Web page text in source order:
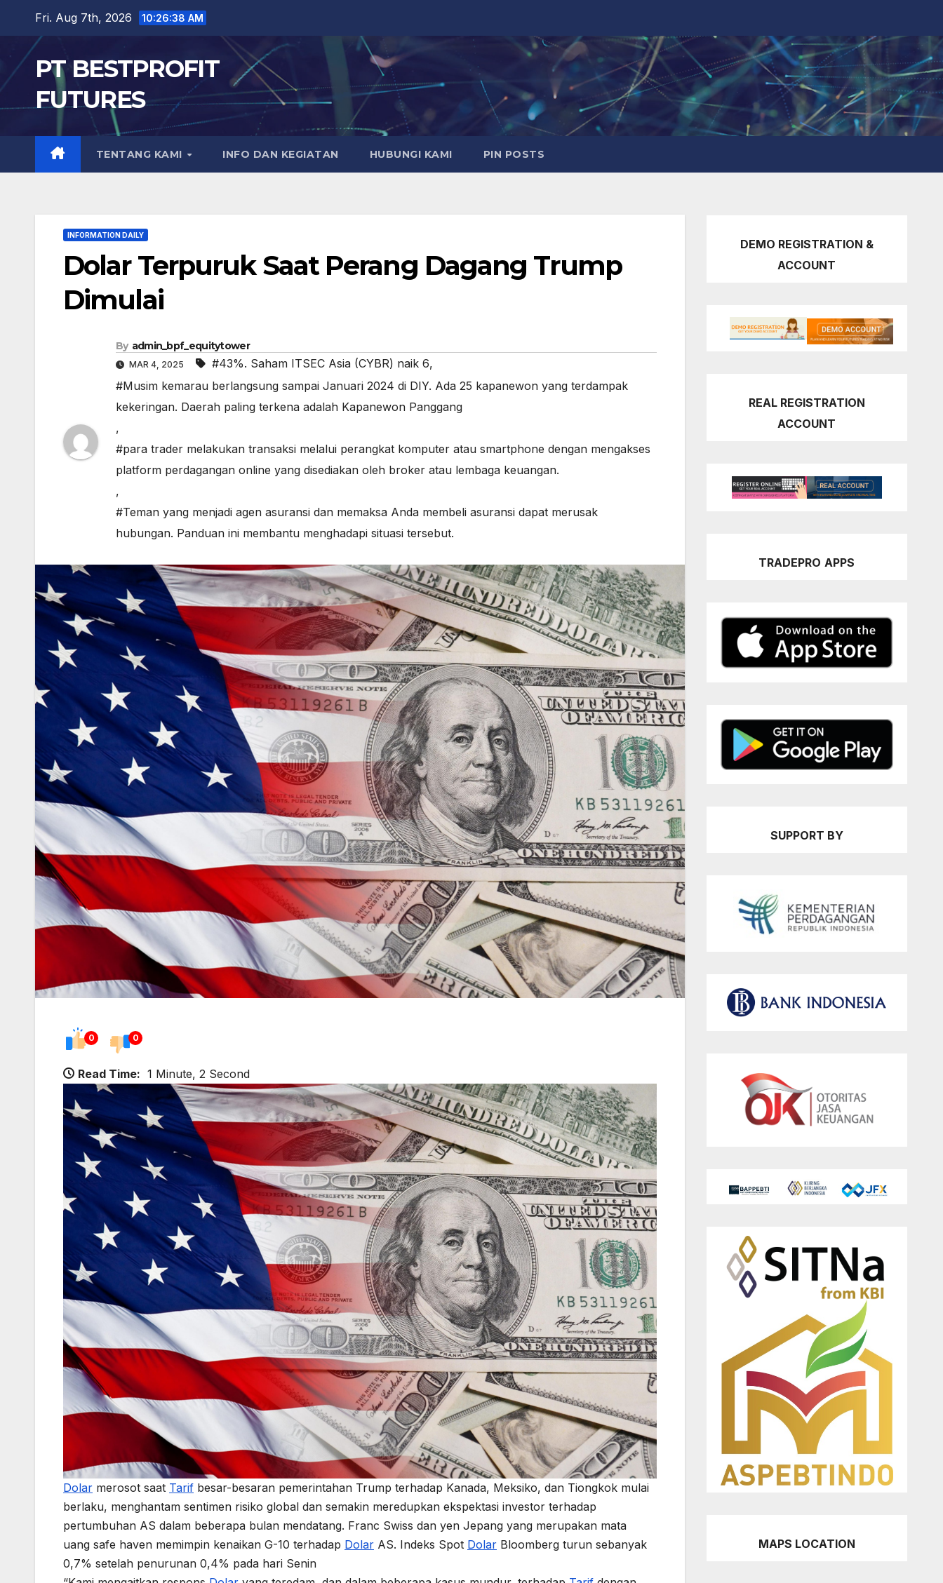
content
Fri. Aug 7th, 2026 10:26:39 AM
PT BESTPROFIT
FUTURES
TENTANG KAMI INFO DAN KEGIATAN HUBUNGI KAMI PIN POSTS
INFORMATION DAILY
Dolar Terpuruk Saat Perang Dagang Trump
Dimulai
By admin_bpf_equitytower
MAR 4, 2025 #43%. Saham ITSEC Asia (CYBR) naik 6,
#Musim kemarau berlangsung sampai Januari 2024 di DIY. Ada 25 kapanewon yang terdampak
kekeringan. Daerah paling terkena adalah Kapanewon Panggang
,
#para trader melakukan transaksi melalui perangkat komputer atau smartphone dengan mengakses
platform perdagangan online yang disediakan oleh broker atau lembaga keuangan.
,
#Teman yang menjadi agen asuransi dan memaksa Anda membeli asuransi dapat merusak
hubungan. Panduan ini membantu menghadapi situasi tersebut.
0 0
Read Time: 1 Minute, 2 Second
Dolar merosot saat Tarif besar-besaran pemerintahan Trump terhadap Kanada, Meksiko, dan Tiongkok mulai
berlaku, menghantam sentimen risiko global dan semakin meredupkan ekspektasi investor terhadap
pertumbuhan AS dalam beberapa bulan mendatang. Franc Swiss dan yen Jepang yang merupakan mata
uang safe haven memimpin kenaikan G-10 terhadap Dolar AS. Indeks Spot Dolar Bloomberg turun sebanyak
0,7% setelah penurunan 0,4% pada hari Senin
DEMO REGISTRATION &
ACCOUNT
REAL REGISTRATION
ACCOUNT
TRADEPRO APPS
SUPPORT BY
MAPS LOCATION